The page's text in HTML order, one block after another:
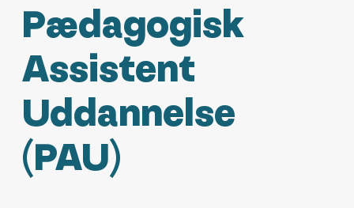
Pædagogisk
Assistent
Uddannelse
(PAU)